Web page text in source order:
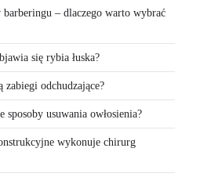
– dlaczego warto wybrać
się rybia łuska?
zabiegi odchudzające?
sposoby usuwania owłosienia?
wykonuje chirurg